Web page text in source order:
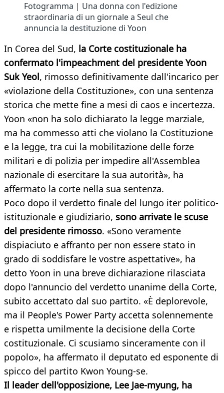
Fotogramma | Una donna con l'edizione
straordinaria di un giornale a Seul che
annuncia la destituzione di Yoon
In Corea del Sud, la Corte costituzionale ha
confermato l'impeachment del presidente Yoon
Suk Yeol, rimosso definitivamente dall'incarico per
«violazione della Costituzione», con una sentenza
storica che mette fine a mesi di caos e incertezza.
Yoon «non ha solo dichiarato la legge marziale,
ma ha commesso atti che violano la Costituzione
e la legge, tra cui la mobilitazione delle forze
militari e di polizia per impedire all'Assemblea
nazionale di esercitare la sua autorità», ha
affermato la corte nella sua sentenza.
Poco dopo il verdetto finale del lungo iter politico-
istituzionale e giudiziario, sono arrivate le scuse
del presidente rimosso. «Sono veramente
dispiaciuto e affranto per non essere stato in
grado di soddisfare le vostre aspettative», ha
detto Yoon in una breve dichiarazione rilasciata
dopo l'annuncio del verdetto unanime della Corte,
subito accettato dal suo partito. «È deplorevole,
ma il People's Power Party accetta solennemente
e rispetta umilmente la decisione della Corte
costituzionale. Ci scusiamo sinceramente con il
popolo», ha affermato il deputato ed esponente di
spicco del partito Kwon Young-se.
Il leader dell'opposizione, Lee Jae-myung, ha